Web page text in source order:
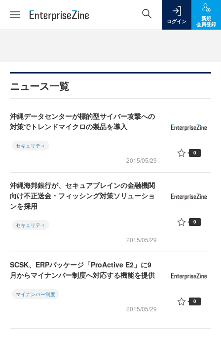
ログイン
新規
会員登録
ニュース一覧
沖縄データセンターが標的型サイバー攻撃への
対策でトレンドマイクロの製品を導入
セキュリティ
2015/05/29
0
沖縄海邦銀行が、セキュアブレインの金融機関
向け不正送金・フィッシング対策ソリューショ
ンを採用
セキュリティ
2015/05/29
0
SCSK、ERPパッケージ「ProActive E2」に9
月からマイナンバー制度へ対応する機能を提供
マイナンバー制度
2015/05/29
0